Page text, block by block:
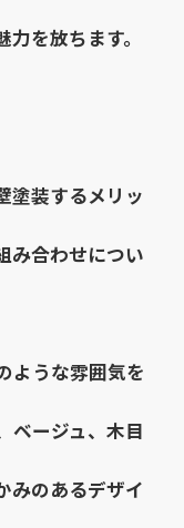
を放ちます。
塗装するメリッ
み合わせについ
ような雰囲気を
ベージュ、木目
みのあるデザイ